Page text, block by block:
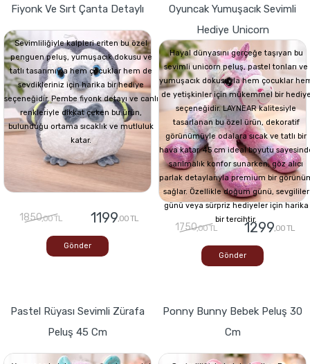
Fiyonk Ve Sırt Çanta Detaylı
Sevimliliğiyle kalpleri eriten bu özel
penguen peluş, yumuşacık dokusu ve
tatlı tasarımıyla hem çocuklar hem de
sevdikleriniz için harika bir hediye
seçeneğidir. Pembe fiyonk detayı ve canlı
renkleriyle dikkat çeken bu ürün,
bulunduğu ortama sıcaklık ve mutluluk
katar.
1850,00 TL 1199,00 TL
Gönder
Oyuncak Yumuşacık Sevimli
Hediye Unicorn
Hayal dünyasını gerçeğe taşıyan bu
sevimli unicorn peluş, pastel tonları ve
yumuşacık dokusuyla hem çocuklar
de yetişkinler için mükemmel bir
seçeneğidir. LAYNEAR kalitesiyle
tasarlanan bu özel ürün, dekoratif
görünümüyle odalara sıcak ve tatlı bir
hava katar. 45 cm ideal boyutu
sarılmalık konfor sunarken, göz alıcı
parlak detaylarıyla premium bir
sağlar. Özellikle doğum günü, sevgililer
günü veya sürpriz hediyeler için harika
bir tercihtir.
1750,00 TL 1299,00 TL
Gönder
Pastel Rüyası Sevimli Zürafa
Peluş 45 Cm
Ponny Bunny Bebek Peluş 30
Cm